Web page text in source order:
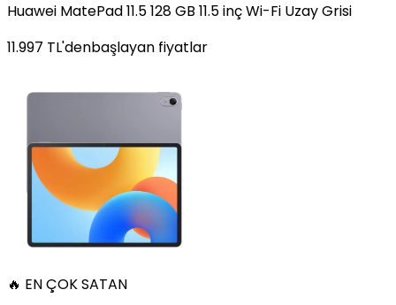
Huawei MatePad 11.5 128 GB 11.5 inç Wi-Fi Uzay Grisi
11.997 TL'denbaşlayan fiyatlar
🔥 EN ÇOK SATAN